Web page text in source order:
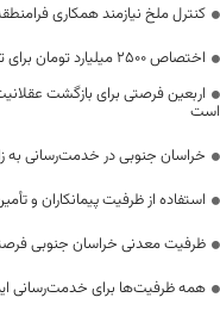
کنترل ملخ نیازمند همکاری
اختصاص 2500 میلیارد تومان برای توسعه راه‌های دوبانده خراسان جنوبی
اربعین فرصتی برای بازگشت
است
خراسان جنوبی در خدمت‌رسانی به
استفاده از ظرفیت پیمانکاران و
ظرفیت معدنی خراسان جنوبی
همه ظرفیت‌ها برای خدمت‌رسانی